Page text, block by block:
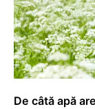
De câtă apă